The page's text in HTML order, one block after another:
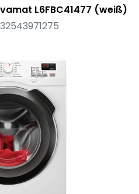
L6FBC41477 (weiß)